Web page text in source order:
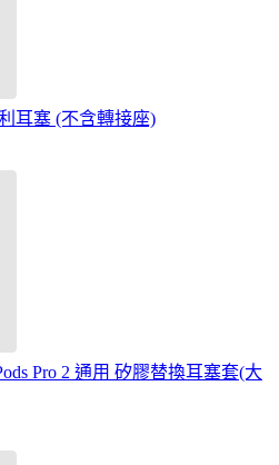
耳塞 (不含轉接座)
Pro 2 通用 矽膠替換耳塞套(大